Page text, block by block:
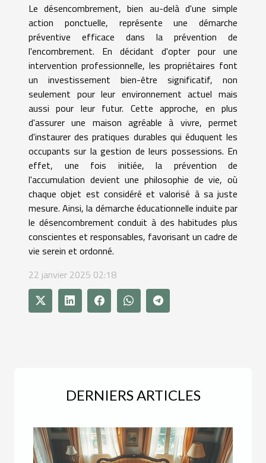
Le désencombrement, bien au-delà d'une simple
action ponctuelle, représente une démarche
préventive efficace dans la prévention de
l'encombrement. En décidant d'opter pour une
intervention professionnelle, les propriétaires font
un investissement bien-être significatif, non
seulement pour leur environnement actuel mais
aussi pour leur futur. Cette approche, en plus
d'assurer une maison agréable à vivre, permet
d'instaurer des pratiques durables qui éduquent les
occupants sur la gestion de leurs possessions. En
effet, une fois initiée, la prévention de
l'accumulation devient une philosophie de vie, où
chaque objet est considéré et valorisé à sa juste
mesure. Ainsi, la démarche éducationnelle induite par
le désencombrement conduit à des habitudes plus
conscientes et responsables, favorisant un cadre de
vie serein et ordonné.
22 janvier 2025 02:18
DERNIERS ARTICLES